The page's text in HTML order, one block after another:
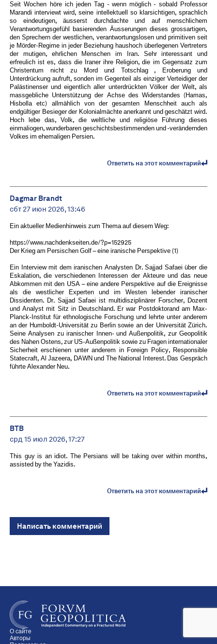
Seit Wochen höre ich jeden Tag - wenn möglich - sobald Professor
Marandi interviewt wird, seine intellektuell so klarsichtigen, sprachlich
so eindeutigen, äusserst durchdachte und auf menschlichem
Verantwortungsgefühl basierenden Äusserungen dieses grossartigen,
den Sprechern der westlichen, verantwortungslosen und primitiven seit
je Mörder-Regime in jeder Beziehung haushoch überlegenen Vertreters
der mutigen, ehrlichen Menschen im Iran. Sehr interessant und
erfreulich ist es, dass die Iraner ihre Religion, die im Gegensatz zum
Christentum nicht zu Mord und Totschlag , Eroberung und
Unterdrückung aufruft, sonden im Gegenteil als einziger Verteidiger der
Palästinenser und eigentlich aller unterdrückten Völker der Welt, als
massgebliche Unterstützung der Achse des Widerstandes (Hamas,
Hisbolla etc) allmählich von der gesamten Menschheit auch als
endgültiger Besieger der Kolonialmächte anerkannt und geschätzt wird.
Hoch lebe das, Volk, die weltliche und religiöse Führung dieses
einmaliogen, wunderbaren geschichtsbestimmenden und -verändernden
Volkes im ehemaligen Persien.
Ответить на этот комментарий
Dagmar Brandt
сбт 27 июн 2026, 13:46
Ein aktueller Medienhinweis zum Thema auf diesem Weg:
https://www.nachdenkseiten.de/?p=152925
Der Krieg am Persischen Golf – eine iranische Perspektive (1)
Ein Interview mit dem iranischen Analysten Dr. Sajjad Safaei über die
Eskalation, die verschiedenen Interessen der Akteure und das neue
Abkommen mit den USA – eine andere Perspektive auf die Ereignisse
als die westlicher Experten und im Westen lebender iranischer
Dissidenten. Dr. Sajjad Safaei ist multidisziplinärer Forscher, Dozent
und Analyst mit Sitz in Deutschland. Er war Postdoktorand am Max-
Planck-Institut für ethnologische Forschung und lehrte unter anderem
an der Humboldt-Universität zu Berlin sowie an der Universität Zürich.
Seine Analysen zu iranischer Innen- und Außenpolitik, zur Geopolitik
des Nahen Ostens, zur US-Außenpolitik sowie zu Fragen internationaler
Sicherheit erschienen unter anderem in Foreign Policy, Responsible
Statecraft, Al Jazeera, DAWN und The National Interest. Das Gespräch
führte Alexander Neu.
Ответить на этот комментарий
BTB
срд 15 июл 2026, 17:27
This guy is an idiot. The Persians will be taking over within months,
assisted by the Yazidis.
Ответить на этот комментарий
Написать комментарий
О сайте
Авторы